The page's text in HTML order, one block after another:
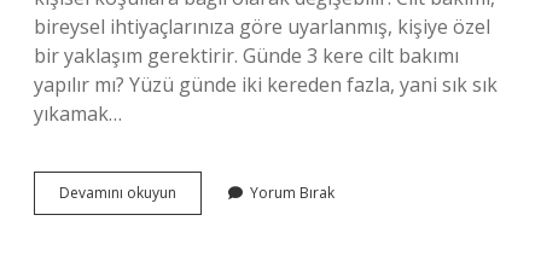
bireysel ihtiyaçlarınıza göre uyarlanmış, kişiye özel
bir yaklaşım gerektirir. Günde 3 kere cilt bakımı
yapılır mı? Yüzü günde iki kereden fazla, yani sık sık
yıkamak…
Devamını okuyun
Bakımı
Yorum Bırak